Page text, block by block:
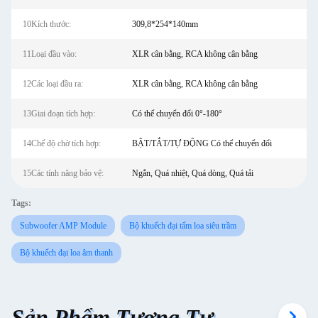
10Kích thước: 309,8*254*140mm
11Loại đầu vào: XLR cân bằng, RCA không cân bằng
12Các loại đầu ra: XLR cân bằng, RCA không cân bằng
13Giai đoạn tích hợp: Có thể chuyển đổi 0°-180°
14Chế độ chờ tích hợp: BẬT/TẮT/TỰ ĐỘNG Có thể chuyển đổi
15Các tính năng bảo vệ: Ngắn, Quá nhiệt, Quá dòng, Quá tải
Tags:
Subwoofer AMP Module Bộ khuếch đại tấm loa siêu trầm
Bộ khuếch đại loa âm thanh